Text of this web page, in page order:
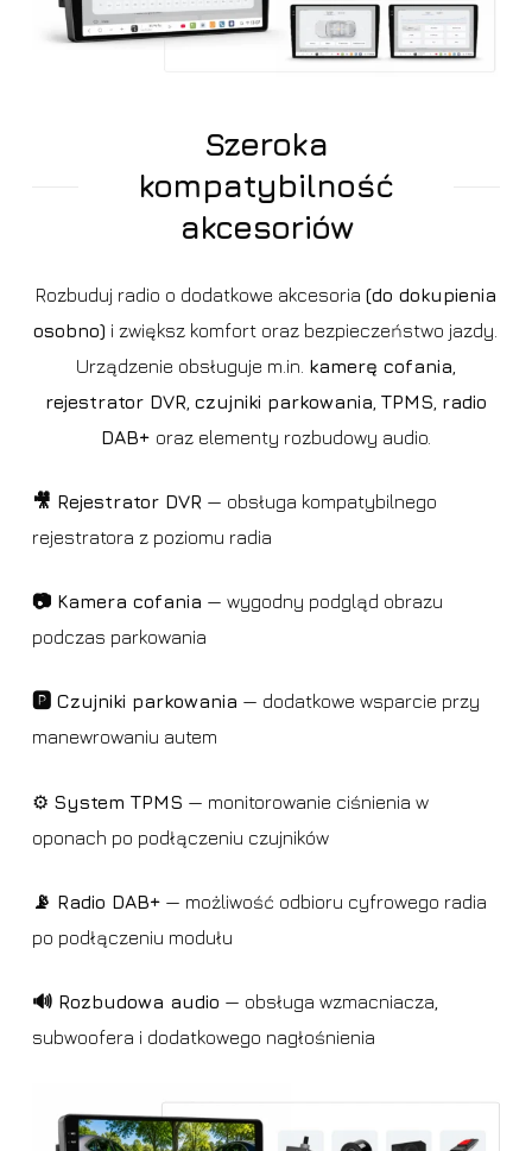
Szeroka
kompatybilność
akcesoriów
Rozbuduj radio o dodatkowe akcesoria (do dokupienia
osobno) i zwiększ komfort oraz bezpieczeństwo jazdy.
Urządzenie obsługuje m.in. kamerę cofania
rejestrator DVR czujniki parkowania TPMS radio
DAB+ oraz elementy rozbudowy audio.
🎥 Rejestrator DVR — obsługa kompatybilnego
rejestratora z poziomu radia
📷 Kamera cofania — wygodny podgląd obrazu
podczas parkowania
🅿️ Czujniki parkowania — dodatkowe wsparcie przy
manewrowaniu autem
⚙️ System TPMS — monitorowanie ciśnienia w
oponach po podłączeniu czujników
📡 Radio DAB+— możliwość odbioru cyfrowego radia
po podłączeniu modułu
🔊 Rozbudowa audio — obsługa wzmacniacza,
subwoofera i dodatkowego nagłośnienia